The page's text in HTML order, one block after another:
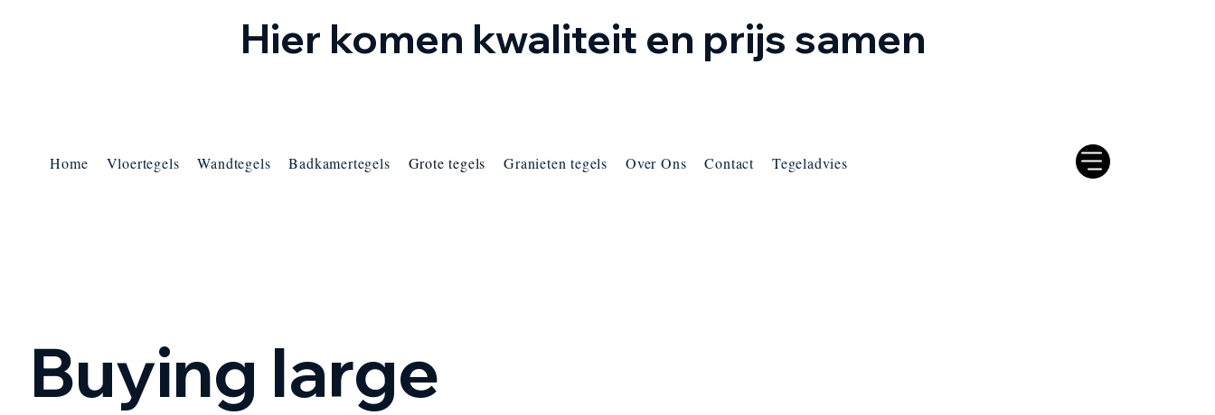
Hier komen kwaliteit en prijs samen
Home Vloertegels Wandtegels Badkamertegels Grote tegels Granieten tegels Over Ons Contact Tegeladvies
Buying large